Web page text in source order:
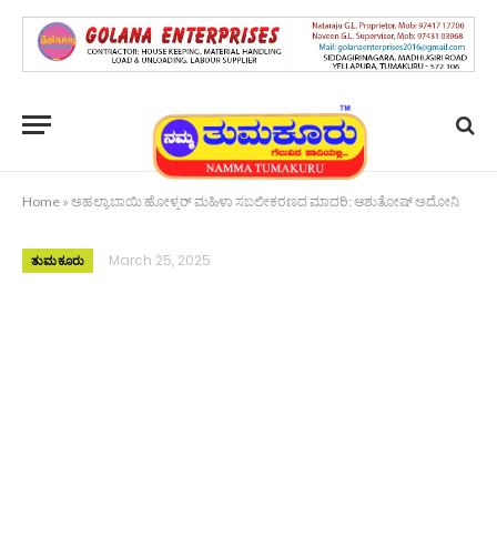
Home » ಅಹಲ್ಯಾಬಾಯಿ ಹೋಳ್ಕರ್ ಮಹಿಳಾ ಸಬಲೀಕರಣದ ಮಾದರಿ: ಆಶುತೋಷ್ ಅದೋನಿ
ತುಮಕೂರು March 25, 2025